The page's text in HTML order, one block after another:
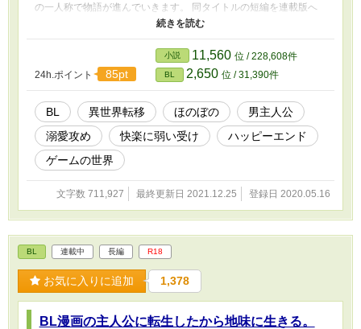
の一人称で物語が進んでいきます。 同タイトルの短編を連載版へ
再構築。話の流れは相当ゆっくり。 連載にあたって多少短編版と
キャラの性格が違っています。が、基本的に同じです。 ※ムーン
ライトノベルズ様にも投稿しています。先行はそちらです。
24h.ポイント 85pt
小説 11,560 位 / 228,608件
BL 2,650 位 / 31,390件
BL 異世界転移 ほのぼの
男主人公
溺愛攻め
快楽に弱い受け
ハッピーエンド
ゲームの世界
文字数 711,927 最終更新日 2021.12.25 登録日 2020.05.16
BL 連載中 長編 R18
お気に入りに追加 1,378
BL漫画の主人公に転生したから地味に生きる。